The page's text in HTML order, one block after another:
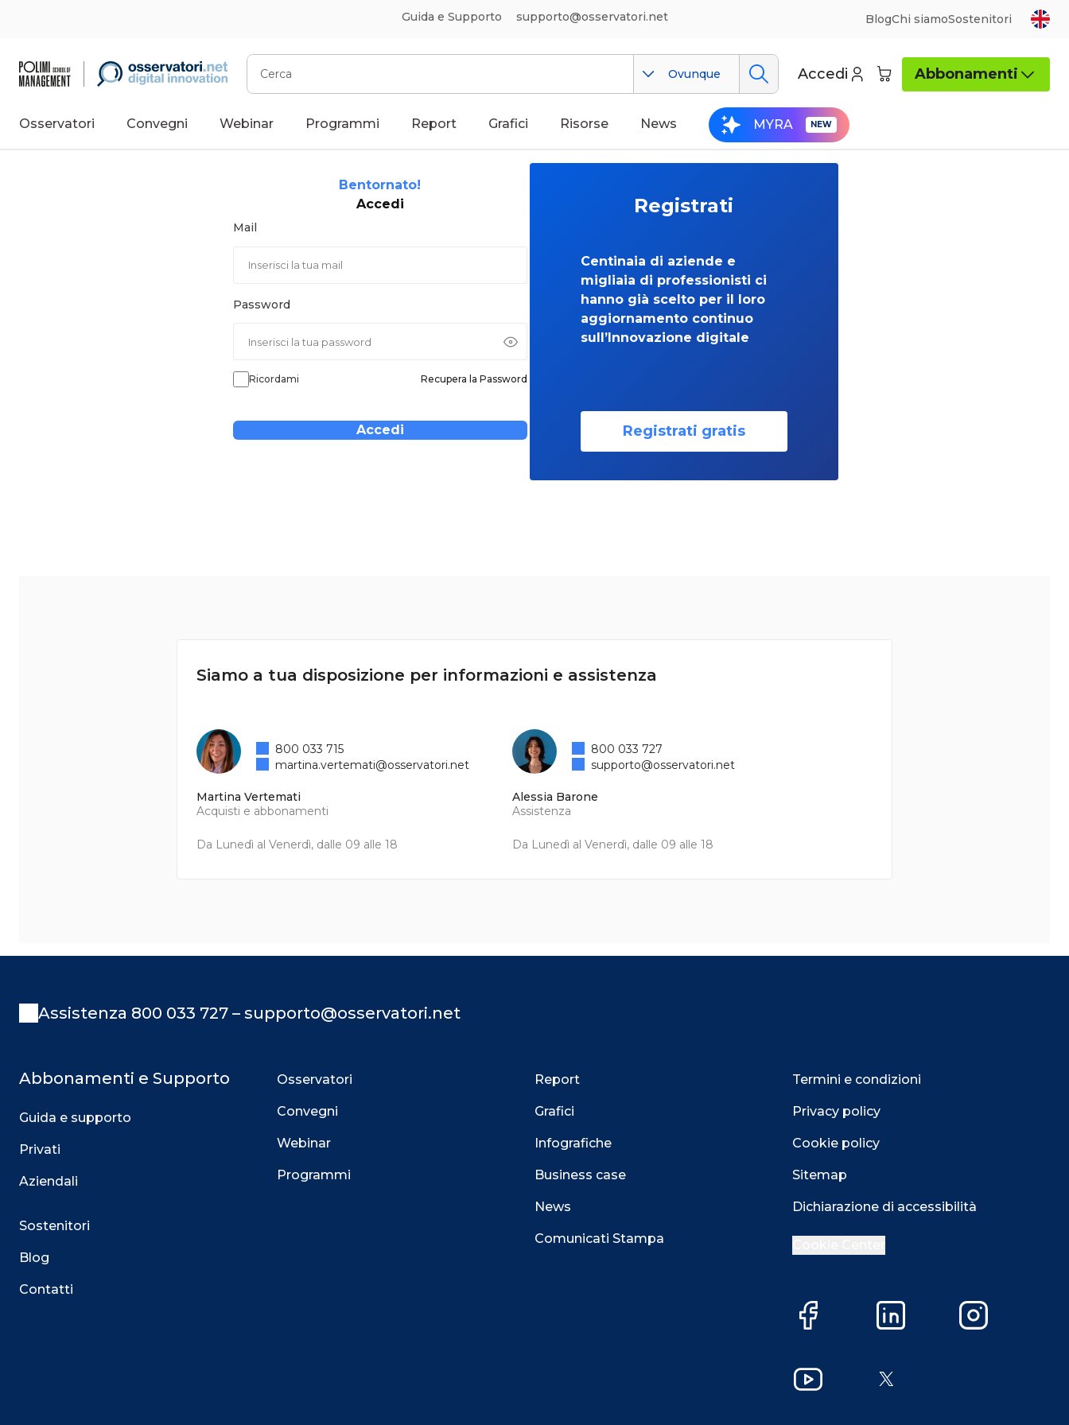
Guida e Supporto supporto@osservatori.net BlogChi siamoSostenitori
Cerca
Ovunque Accedi Abbonamenti
Osservatori Convegni Webinar Programmi Report Grafici Risorse News MYRA
Bentornato!
Accedi
Mail
Password
Ricordami Recupera la Password
Accedi
Registrati
Centinaia di aziende e
migliaia di professionisti ci
hanno già scelto per il loro
aggiornamento continuo
sull’Innovazione digitale
Registrati gratis
Siamo a tua disposizione per informazioni e assistenza
Martina Vertemati
Acquisti e abbonamenti
Da Lunedì al Venerdì, dalle 09 alle 18
800 033 715
martina.vertemati@osservatori.net
Alessia Barone
Assistenza
Da Lunedì al Venerdì, dalle 09 alle 18
800 033 727
supporto@osservatori.net
Assistenza 800 033 727 – supporto@osservatori.net
Abbonamenti e Supporto
Guida e supporto
Privati
Aziendali
Sostenitori
Blog
Contatti
Osservatori
Convegni
Webinar
Programmi
Report
Grafici
Infografiche
Business case
News
Comunicati Stampa
Termini e condizioni
Privacy policy
Cookie policy
Sitemap
Dichiarazione di accessibilità
Facebook LinkedIn Instagram
YouTube X
Accetta Più opzioni